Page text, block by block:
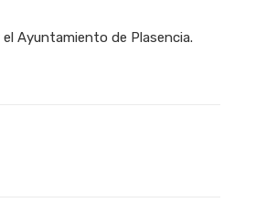
Ayuntamiento de Plasencia.